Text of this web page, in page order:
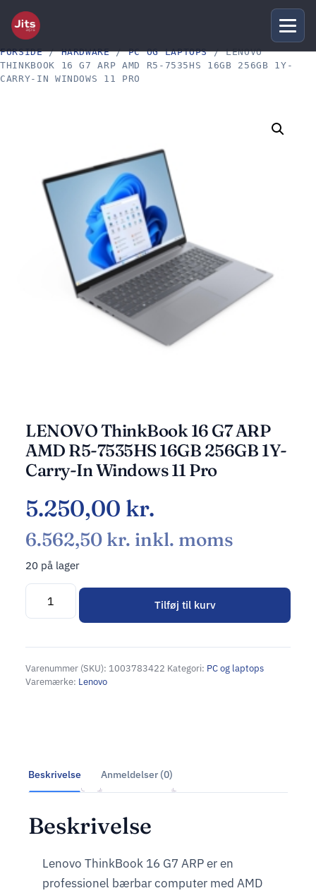
FORSIDE/HARDWARE/PC OG LAPTOPS/ LENOVO
THINKBOOK 16 G7 ARP AMD R5-7535HS 16GB 256GB 1Y-
CARRY-IN WINDOWS 11 PRO
LENOVO ThinkBook 16 G7 ARP
AMD R5-7535HS 16GB 256GB 1Y-
Carry-In Windows 11 Pro
5.250,00 kr.
6.562,50 kr. inkl. moms
20 på lager
Tilføj til kurv
Alternative:
Varenummer (SKU): 1003783422 Kategori: PC og laptops
Varemærke: Lenovo
Beskrivelse Anmeldelser (0)
Beskrivelse
Lenovo ThinkBook 16 G7 ARP er en
professionel bærbar computer med AMD